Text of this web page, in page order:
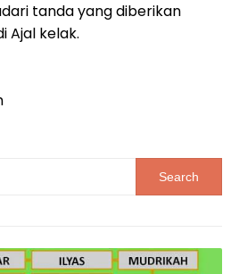
tanda yang diberikan
Ajal kelak.